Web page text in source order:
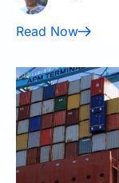
Read Now